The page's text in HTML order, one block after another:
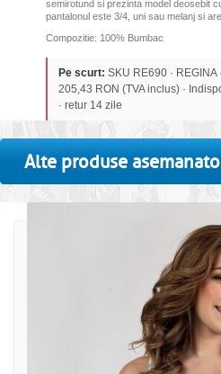
semirotund si prezinta model deosebit
pantalonul este 3/4, uni sau melanj si
Compozitie: 100% Bumbac
Pe scurt: SKU RE690 · REGINA
205,43 RON (TVA inclus) ·
· retur 14 zile
Alte produse